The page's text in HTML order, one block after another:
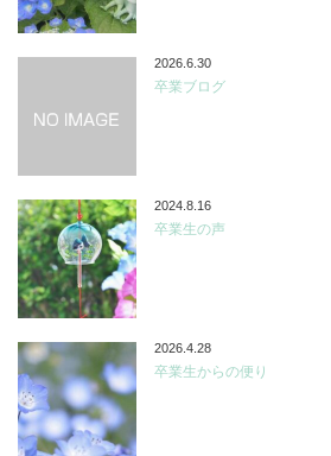
2026.6.30
卒業ブログ
2024.8.16
卒業生の声
2026.4.28
卒業生からの便り